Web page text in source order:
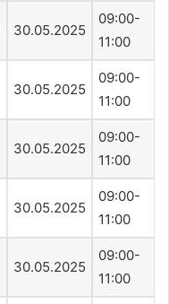
30.05.2025
09:00-
11:00
30.05.2025
09:00-
11:00
30.05.2025
09:00-
11:00
30.05.2025
09:00-
11:00
30.05.2025
09:00-
11:00